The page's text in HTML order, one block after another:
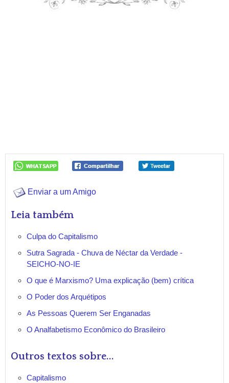
Enviar a um Amigo
Leia também
Culpa do Capitalismo
Sutra Sagrada - Chuva de Néctar da Verdade -
SEICHO-NO-IE
O que é Marxismo? Uma explicação (bem) crítica
O Poder dos Arquétipos
As Pessoas Querem Ser Enganadas
O Analfabetismo Econômico do Brasileiro
Outros textos sobre...
Capitalismo